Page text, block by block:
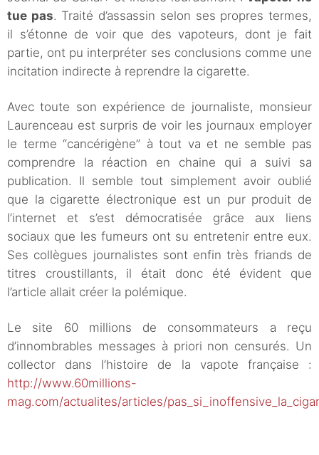
tue pas. Traité d’assassin selon ses propres termes,
il s’étonne de voir que des vapoteurs, dont je fait
partie, ont pu interpréter ses conclusions comme une
incitation indirecte à reprendre la cigarette.
Avec toute son expérience de journaliste, monsieur
Laurenceau est surpris de voir les journaux employer
le terme “cancérigène” à tout va et ne semble pas
comprendre la réaction en chaine qui a suivi sa
publication. Il semble tout simplement avoir oublié
que la cigarette électronique est un pur produit de
l’internet et s’est démocratisée grâce aux liens
sociaux que les fumeurs ont su entretenir entre eux.
Ses collègues journalistes sont enfin très friands de
titres croustillants, il était donc été évident que
l’article allait créer la polémique.
Le site 60 millions de consommateurs a reçu
d’innombrables messages à priori non censurés. Un
collector dans l’histoire de la vapote française :
http://www.60millions-
mag.com/actualites/articles/